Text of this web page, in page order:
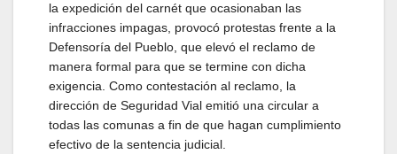
la expedición del carnét que ocasionaban las
infracciones impagas, provocó protestas frente a la
Defensoría del Pueblo, que elevó el reclamo de
manera formal para que se termine con dicha
exigencia. Como contestación al reclamo, la
dirección de Seguridad Vial emitió una circular a
todas las comunas a fin de que hagan cumplimiento
efectivo de la sentencia judicial.